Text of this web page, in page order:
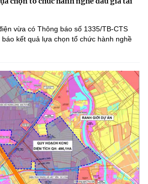
vừa có Thông báo số 1335/TB-CTS
kết quả lựa chọn tổ chức hành nghề